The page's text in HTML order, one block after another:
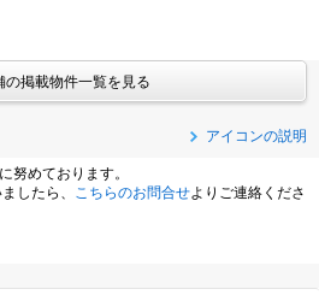
の掲載物件一覧を見る
アイコンの説明
努めております。
したら、
こちらのお問合せよりご連絡くださ